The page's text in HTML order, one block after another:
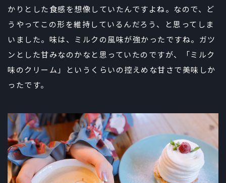
かりとした食感を想像していたんですよね。なので、ど
うやってこの形を維持しているんだろう、と思ってしま
いました。味は、ミルクの風味が強かったですね。ガツ
ンとした甘みなのかなと思っていたのですが、「ミルク
味のクリーム」というくらいの控えめな甘さで美味しか
ったです。